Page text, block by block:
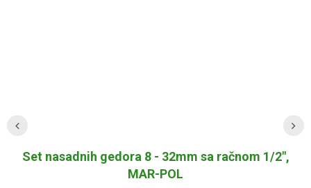
Set nasadnih gedora 8 - 32mm sa račnom 1/2",
MAR-POL